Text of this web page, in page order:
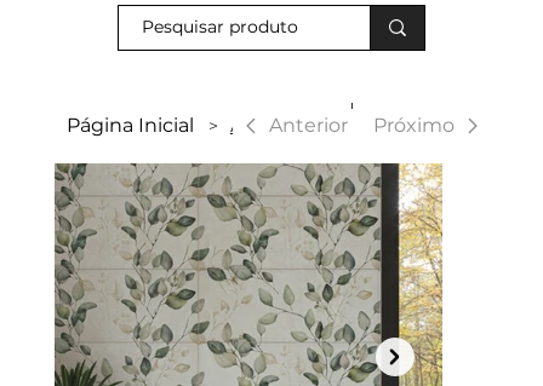
Página Inicial > AlureAnterior Próximo